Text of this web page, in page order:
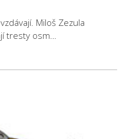
Miloš Zezula
tresty osm…